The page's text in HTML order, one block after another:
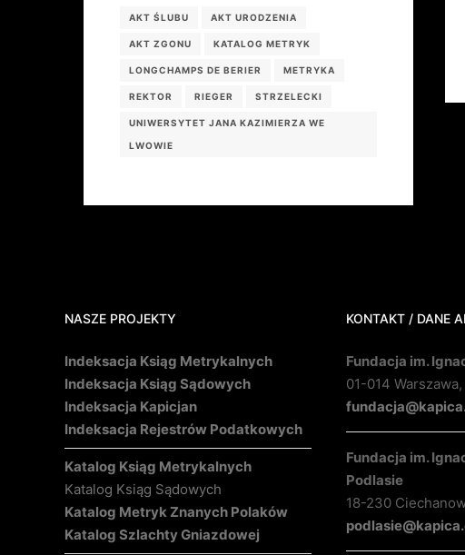
AKT ŚLUBU AKT URODZENIA
AKT ZGONU KATALOG METRYK
LONGCHAMPS DE BERIER METRYKA
REKTOR RIEGER STRZELECKI
UNIWERSYTET JANA KAZIMIERZA WE
LWOWIE
NASZE PROJEKTY
Indeksacja Ksiąg Metrykalnych
Indeksacja Ksiąg Sądowych
Indeksacja Kapicjan
Indeksacja Rejestrów Podatkowych
Katalog Ksiąg Metrykalnych
Katalog Ksiąg Sądowych
Katalog Metryk Znanych Polaków
Katalog Szlachty Gniazdowej
KONTAKT / DANE
Fundacja im.
01-014
Fundacja im.
Podlasie
18-230